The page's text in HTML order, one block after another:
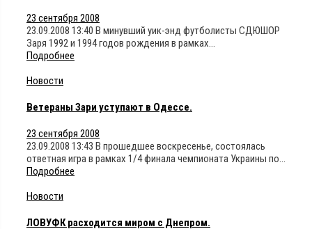
23 сентября 2008
23.09.2008 13:40 В минувший уик-энд футболисты СДЮШОР
Заря 1992 и 1994 годов рождения в рамках…
Подробнее
Новости
Ветераны Зари уступают в Одессе.
23 сентября 2008
23.09.2008 13:43 В прошедшее воскресенье, состоялась
ответная игра в рамках 1/4 финала чемпионата Украины по…
Подробнее
Новости
ЛОВУФК расходится миром с Днепром.